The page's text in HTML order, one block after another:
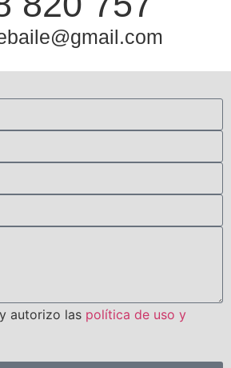
autorizo las política de uso y